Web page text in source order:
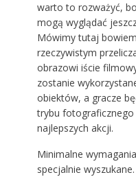
warto to rozważyć,
mogą wyglądać
Mówimy tutaj
rzeczywistym
obrazowi iście
zostanie
obiektów, a gracze
trybu fotograficznego
najlepszych akcji.
Minimalne
specjalnie